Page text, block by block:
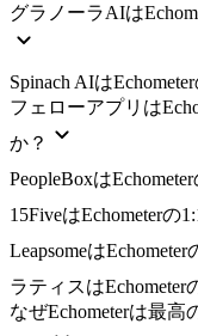
グラノーラAIは
Spinach AIは
フェローアプリは
か？
PeopleBoxは
15FiveはEchometerの
Leapsomeは
ラティスは
なぜEchometerは最